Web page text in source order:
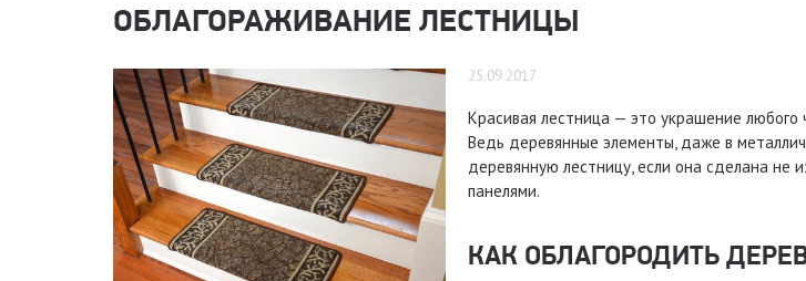
ОБЛАГОРАЖИВАНИЕ ЛЕСТНИЦЫ
25.09.2017
Красивая лестница — это украшение
Ведь деревянные элементы, даже в
деревянную лестницу, если она сделана не
панелями.
КАК ОБЛАГОРОДИТЬ